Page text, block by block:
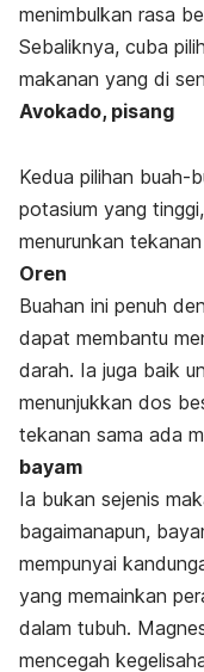
menimbulkan rasa
Sebaliknya, cuba
makanan yang di
Avokado, pisang
Kedua pilihan buah-
potasium yang
menurunkan
Oren
Buahan ini penuh
dapat membantu
darah. Ia juga baik
menunjukkan dos
tekanan sama ada
bayam
Ia bukan sejenis
bagaimanapun,
mempunyai
yang memainkan
dalam tubuh.
mencegah